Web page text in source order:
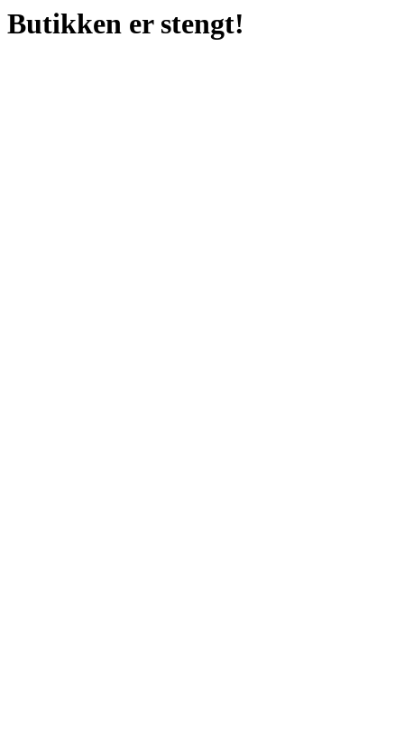
Butikken er stengt!